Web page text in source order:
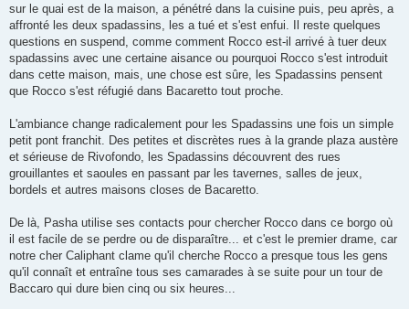
sur le quai est de la maison, a pénétré dans la cuisine puis, peu après, a
affronté les deux spadassins, les a tué et s'est enfui. Il reste quelques
questions en suspend, comme comment Rocco est-il arrivé à tuer deux
spadassins avec une certaine aisance ou pourquoi Rocco s'est introduit
dans cette maison, mais, une chose est sûre, les Spadassins pensent
que Rocco s'est réfugié dans Bacaretto tout proche.
L'ambiance change radicalement pour les Spadassins une fois un simple
petit pont franchit. Des petites et discrètes rues à la grande plaza austère
et sérieuse de Rivofondo, les Spadassins découvrent des rues
grouillantes et saoules en passant par les tavernes, salles de jeux,
bordels et autres maisons closes de Bacaretto.
De là, Pasha utilise ses contacts pour chercher Rocco dans ce borgo où
il est facile de se perdre ou de disparaître... et c'est le premier drame, car
notre cher Caliphant clame qu'il cherche Rocco a presque tous les gens
qu'il connaît et entraîne tous ses camarades à se suite pour un tour de
Baccaro qui dure bien cinq ou six heures...